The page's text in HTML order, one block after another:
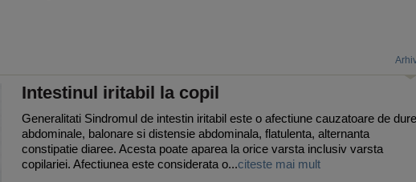
Intestinul iritabil la copil
Generalitati Sindromul de intestin iritabil este o afectiune cauzatoare de
abdominale, balonare si distensie abdominala, flatulenta, alternanta
constipatie diaree. Acesta poate aparea la orice varsta inclusiv varsta
copilariei. Afectiunea este considerata o...citeste mai mult